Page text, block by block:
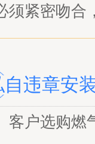
须紧密吻合
自违章安
选购燃气